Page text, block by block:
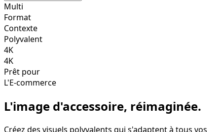
Multi
Format
Contexte
Polyvalent
4K
4K
Prêt pour
L'E-commerce
L'image d'accessoire, réimaginée.
Créez des visuels polyvalents qui s'adaptent à tous vos